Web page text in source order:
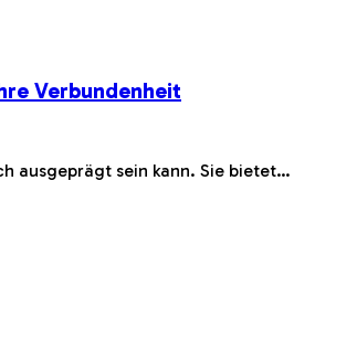
Verbundenheit
ausgeprägt sein kann. Sie bietet…